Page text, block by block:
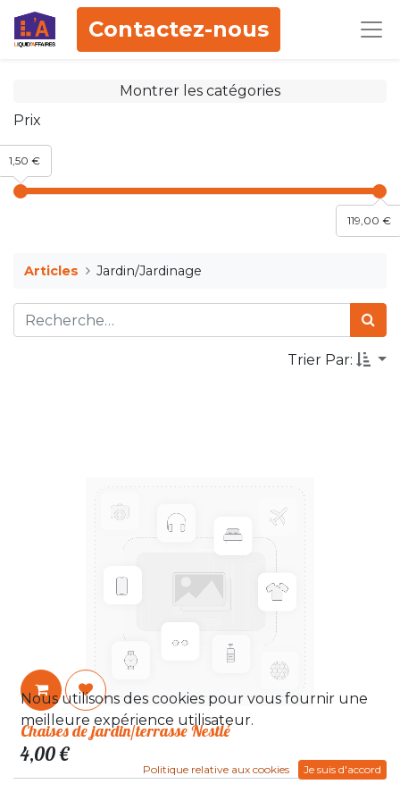
Contactez-nous
Montrer les catégories
Prix
119,00 €
1,50 €
Articles Jardin/Jardinage
Trier Par:
Chaises de jardin/terrasse Nestlé
4,00€
Nous utilisons des cookies pour vous fournir une
meilleure expérience utilisateur.
Politique relative aux cookies Je suis d'accord